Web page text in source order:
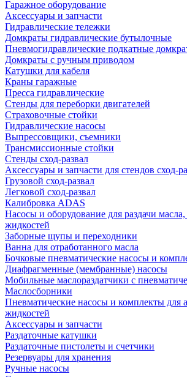
Гаражное оборудование
Аксессуары и запчасти
Гидравлические тележки
Домкраты гидравлические бутылочные
Пневмогидравлические подкатные
Домкраты с ручным приводом
Катушки для кабеля
Краны гаражные
Пресса гидравлические
Стенды для переборки двигателей
Страховочные стойки
Гидравлические насосы
Выпрессовщики, съемники
Трансмиссионные стойки
Стенды сход-развал
Аксессуары и запчасти для стендов сход-
Грузовой сход-развал
Легковой сход-развал
Калибровка ADAS
Насосы и оборудование для раздачи
жидкостей
Заборные щупы и переходники
Ванна для отработанного масла
Бочковые пневматические насосы и
Диафрагменные (мембранные) насосы
Мобильные маслораздатчики с
Маслосборники
Пневматические насосы и комплекты для
жидкостей
Аксессуары и запчасти
Раздаточные катушки
Раздаточные пистолеты и счетчики
Резервуары для хранения
Ручные насосы